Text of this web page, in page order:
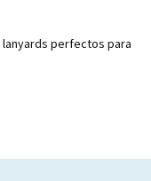
perfectos para